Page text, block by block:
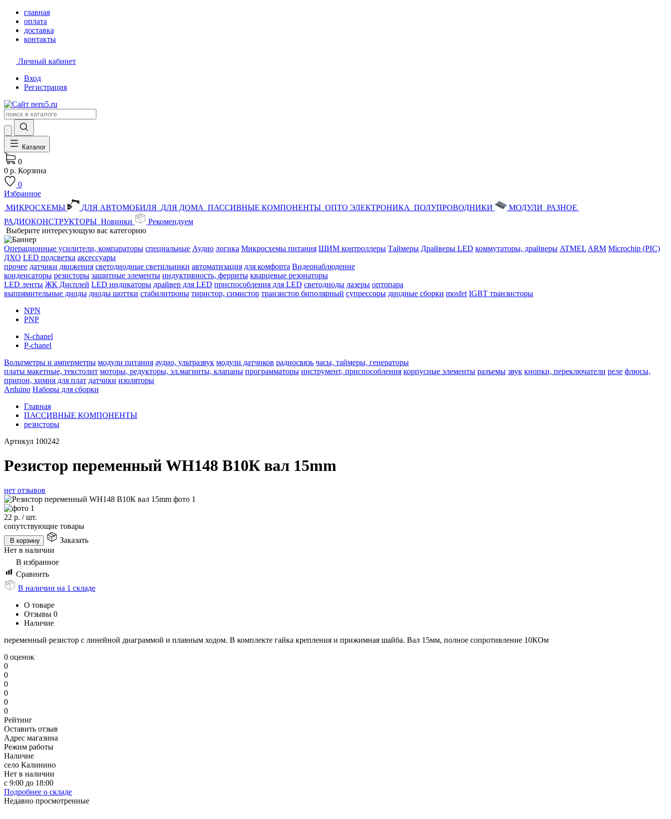
главная
оплата
доставка
контакты
Личный кабинет
Вход
Регистрация
Каталог
0
0 р. Корзина
0
Избранное
МИКРОСХЕМЫ
ДЛЯ АВТОМОБИЛЯ ДЛЯ ДОМА ПАССИВНЫЕ КОМПОНЕНТЫ ОПТО ЭЛЕКТРОНИКА ПОЛУПРОВОДНИКИ МОДУЛИ РАЗНОЕ
РАДИОКОНСТРУКТОРЫ Новинки
Рекомендуем
Выберите интересующую вас категорию
Операционные усилители, компараторы специальные Аудио логика Микросхемы питания ШИМ контроллеры Таймеры Драйверы LED коммутаторы, драйверы ATMEL ARM Microchip (PIC)
ДХО LED подсветка аксессуары
прочее датчики движения светодиодные светильники автоматизация для комфорта Видеонаблюдение
конденсаторы резисторы защитные элементы индуктивность, ферриты кварцевые резонаторы
LED ленты ЖК Дисплей LED индикаторы драйвер для LED приспособления для LED светодиоды лазеры оптопара
выпрямительные диоды диоды шоттки стабилитроны тиристор, симистор транзистор биполярный супрессоры диодные сборки mosfet IGBT транзисторы
NPN
PNP
N-chanel
P-chanel
Вольтметры и амперметры модули питания аудио, ультразвук модули датчиков радиосвязь часы, таймеры, генераторы
платы макетные, текстолит моторы, редукторы, эл.магниты, клапаны программаторы инструмент, приспособления корпусные элементы разъемы звук кнопки, переключатели реле флюсы,
припои, химия для плат датчики изоляторы
Arduino Наборы для сборки
Главная
ПАССИВНЫЕ КОМПОНЕНТЫ
резисторы
Артикул 100242
Резистор переменный WH148 B10К вал 15mm
нет отзывов
22 р. /шт.
сопутствующие товары
В корзину
Заказать
Нет в наличии
В избранное
Сравнить
В наличии на 1 складе
О товаре
Отзывы 0
Наличие
переменный резистор с линейной диаграммой и плавным ходом. В комплекте гайка крепления и прижимная шайба. Вал 15мм, полное сопротивление 10КОм
0 оценок
0
0
0
0
0
0
Рейтинг
Оставить отзыв
Адрес магазина
Режим работы
Наличие
село Калинино
Нет в наличии
с 9:00 до 18:00
Подробнее о складе
Недавно просмотренные